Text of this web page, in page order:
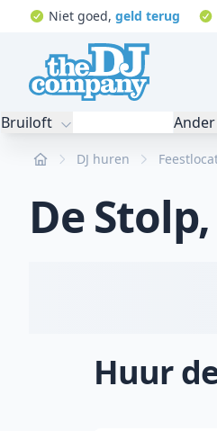
Niet goed, geld terug
Bruiloft
Home DJ huren
De Stolp,
Huur